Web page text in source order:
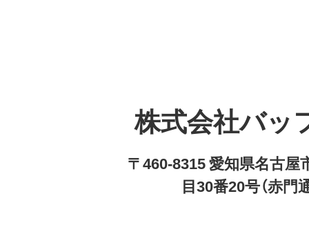
株式会社バッ
〒460-8315 愛知県名古屋
目30番20号（赤門